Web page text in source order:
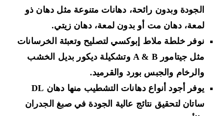
الجودة وبدون رائحة، دهانات متنوعة مثل دهان ذو
لمعة، دهان مت أو بدون لمعة، دهان زيتي.
نوفرخلطة ملاط إبوكسي لتصليح وتعبئة الخرسانات
مثل جيتامور
A & B وتشكيلة ديكور بديل الخشب
والرخام والجبس بورد والقرميد.
يوفر أجود أنواعدهانات التشطيب منها دهانDL
ساتانلتحقيق نتائج عالية الجودة في صبغ الجدران